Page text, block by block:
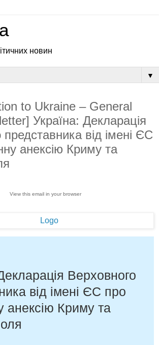
новин
▼
to Ukraine – General
Україна: Декларація
від імені ЄС
анексію Криму та
View this email in your browser
Верховного
від імені ЄС про
анексію Криму та